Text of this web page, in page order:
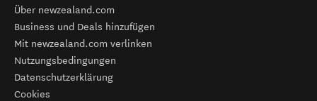
Über newzealand.com
Business und Deals hinzufügen
Mit newzealand.com verlinken
Nutzungsbedingungen
Datenschutzerklärung
Cookies